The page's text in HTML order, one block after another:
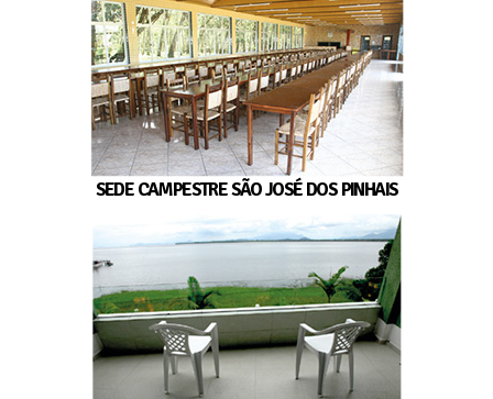
SEDE CAMPESTRE SÃO JOSÉ DOS PINHAIS